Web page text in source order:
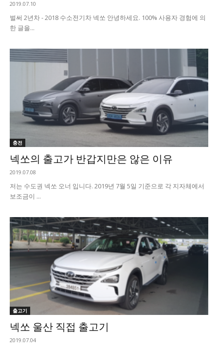
2019.07.10
벌써 2년차 - 2018 수소전기차 넥쏘 안녕하세요. 100% 사용자 경험에 의
한 글을...
충전
넥쏘의 출고가 반갑지만은 않은 이유
2019.07.08
저는 수도권 넥쏘 오너 입니다. 2019년 7월 5일 기준으로 각 지자체에서
보조금이 ...
출고기
넥쏘 울산 직접 출고기
2019.07.04